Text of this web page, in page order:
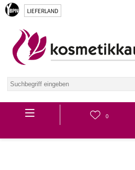
LIEFERLAND
Hauptmenü
0